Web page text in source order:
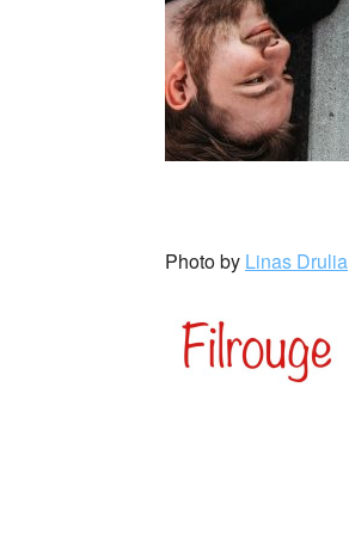
Photo by Linas Drulia